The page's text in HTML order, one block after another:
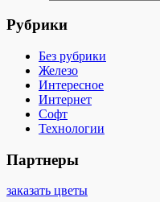
Рубрики
Без рубрики
Железо
Интересное
Интернет
Софт
Технологии
Партнеры
заказать цветы